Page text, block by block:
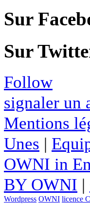
Sur
Sur
Follow
signaler un
Mentions
Unes |
OWNI in
BY OWNI |
Wordpress OWNI licence